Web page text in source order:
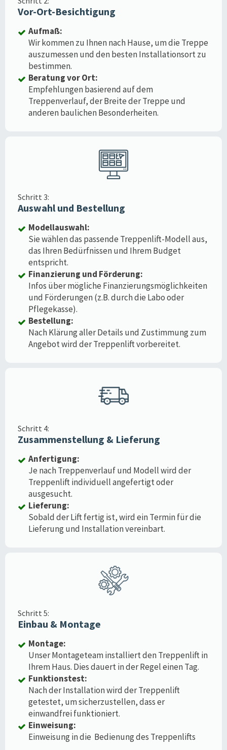
Vor-Ort-Besichtigung
Aufmaß:
Wir kommen zu Ihnen nach Hause, um die Treppe
auszumessen und den besten Installationsort zu
bestimmen.
Beratung vor Ort:
Empfehlungen basierend auf dem
Treppenverlauf, der Breite der Treppe und
anderen baulichen Besonderheiten.
Schritt 3:
Auswahl und Bestellung
Modellauswahl:
Sie wählen das passende Treppenlift-Modell aus,
das Ihren Bedürfnissen und Ihrem Budget
entspricht.
Finanzierung und Förderung:
Infos über mögliche Finanzierungsmöglichkeiten
und Förderungen (z.B. durch die Labo oder
Pflegekasse).
Bestellung:
Nach Klärung aller Details und Zustimmung zum
Angebot wird der Treppenlift vorbereitet.
Schritt 4:
Zusammenstellung & Lieferung
Anfertigung:
Je nach Treppenverlauf und Modell wird der
Treppenlift individuell angefertigt oder
ausgesucht.
Lieferung:
Sobald der Lift fertig ist, wird ein Termin für die
Lieferung und Installation vereinbart.
Schritt 5:
Einbau & Montage
Montage:
Unser Montageteam installiert den Treppenlift in
Ihrem Haus. Dies dauert in der Regel einen Tag.
Funktionstest:
Nach der Installation wird der Treppenlift
getestet, um sicherzustellen, dass er
einwandfrei funktioniert.
Einweisung:
Einweisung in die Bedienung des Treppenlifts